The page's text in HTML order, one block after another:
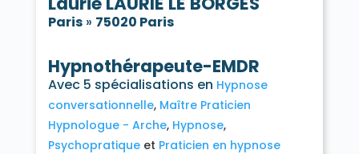
Paris» 75020 Paris
Hypnothérapeute-EMDR
Avec 5 spécialisations en Hypnose
conversationnelle Maître Praticien
Hypnologue - Arche Hypnose
Psychopratique
Praticien en hypnose